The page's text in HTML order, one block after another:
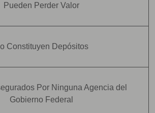
Pueden Perder Valor
Constituyen Depósitos
Por Ninguna Agencia del
Gobierno Federal